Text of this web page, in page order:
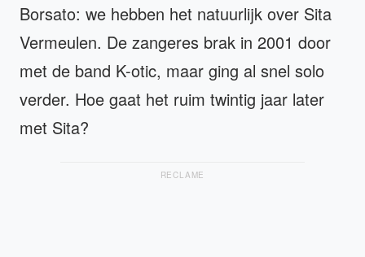
Borsato: we hebben het natuurlijk over Sita
Vermeulen. De zangeres brak in 2001 door
met de band K-otic, maar ging al snel solo
verder. Hoe gaat het ruim twintig jaar later
met Sita?
RECLAME